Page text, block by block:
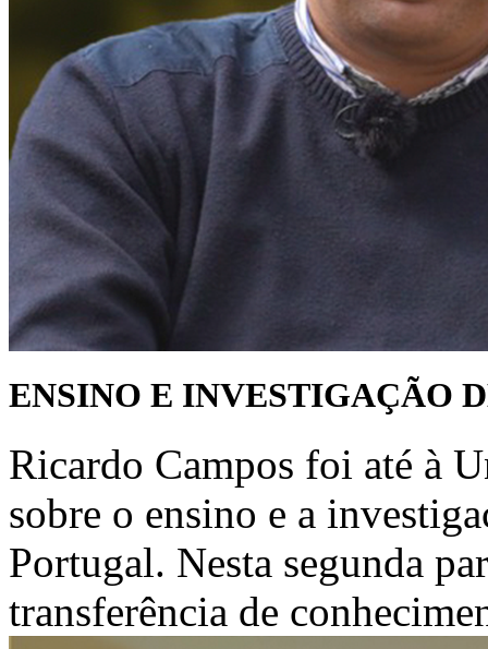
ENSINO E INVESTIGAÇÃO
Ricardo Campos foi até à
sobre o ensino e a
Portugal. Nesta segunda
transferência de